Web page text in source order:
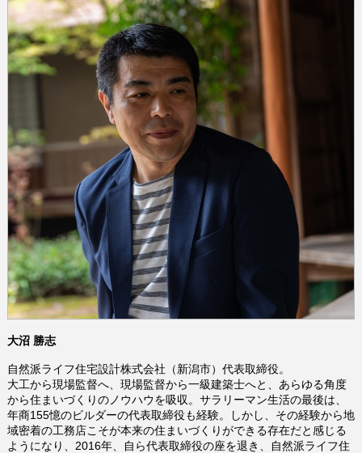
大沼 勝志
自然派ライフ住宅設計株式会社（新潟市）代表取締役。
大工から現場監督へ、現場監督から一級建築士へと、あらゆる角度
から住まいづくりのノウハウを吸収。サラリーマン生活の最後は、
年商155憶のビルダーの代表取締役も経験。しかし、その経験から地
域密着の工務店こそが本来の住まいづくりができる存在だと感じる
ようになり、2016年、自ら代表取締役の座を退き、自然派ライフ住